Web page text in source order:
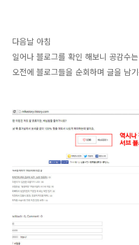
다음날 아침
일어나 블로그를 확인 해보니 공감수
오전에 블로그들을 순회하며 글을 남